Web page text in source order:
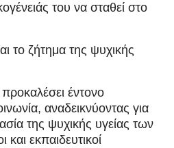
του να σταθεί στο
το ζήτημα της ψυχικής
έντονο
αναδεικνύοντας για
της ψυχικής υγείας των
εκπαιδευτικοί